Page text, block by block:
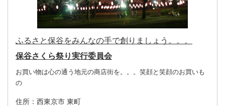
ふるさと保谷をみんなの手で創りましょう。。。
保谷さくら祭り実行委員会
お買い物は心の通う地元の商店街を。。。笑顔と笑顔のお買いも
の
住所： 西東京市 東町